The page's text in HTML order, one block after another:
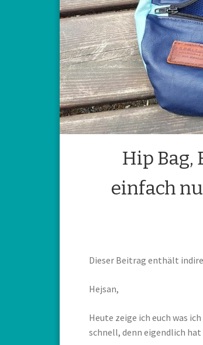
Hip Bag,
einfach
Dieser Beitrag enthält
Hejsan,
Heute zeige ich euch was
schnell, denn eigendlich